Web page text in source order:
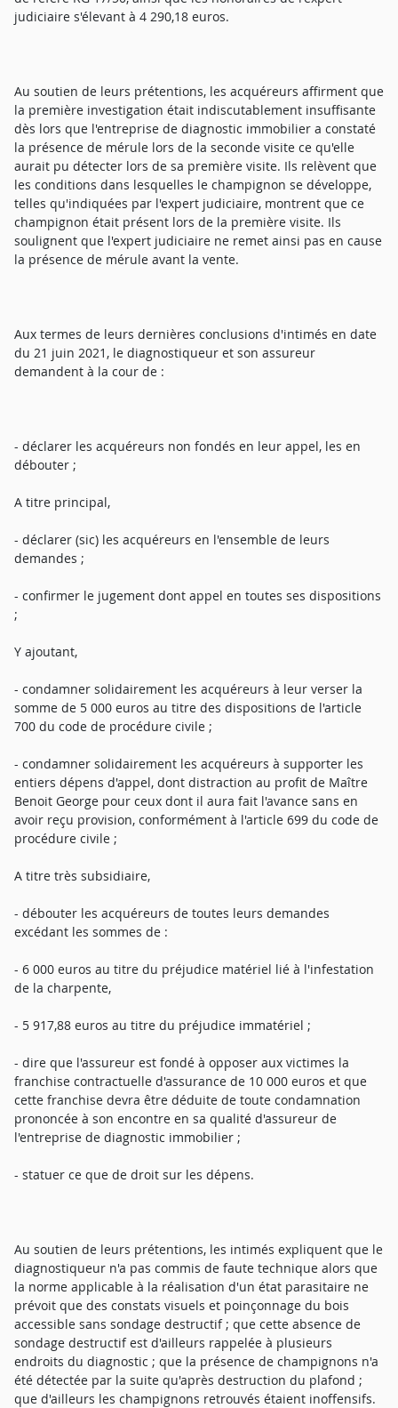
judiciaire s'élevant à 4 290,18 euros.
Au soutien de leurs prétentions, les acquéreurs affirment que
la première investigation était indiscutablement insuffisante
dès lors que l'entreprise de diagnostic immobilier a constaté
la présence de mérule lors de la seconde visite ce qu'elle
aurait pu détecter lors de sa première visite. Ils relèvent que
les conditions dans lesquelles le champignon se développe,
telles qu'indiquées par l'expert judiciaire, montrent que ce
champignon était présent lors de la première visite. Ils
soulignent que l'expert judiciaire ne remet ainsi pas en cause
la présence de mérule avant la vente.
Aux termes de leurs dernières conclusions d'intimés en date
du 21 juin 2021, le diagnostiqueur et son assureur
demandent à la cour de :
- déclarer les acquéreurs non fondés en leur appel, les en
débouter ;
A titre principal,
- déclarer (sic) les acquéreurs en l'ensemble de leurs
demandes ;
- confirmer le jugement dont appel en toutes ses dispositions
;
Y ajoutant,
- condamner solidairement les acquéreurs à leur verser la
somme de 5 000 euros au titre des dispositions de l'article
700 du code de procédure civile ;
- condamner solidairement les acquéreurs à supporter les
entiers dépens d'appel, dont distraction au profit de Maître
Benoit George pour ceux dont il aura fait l'avance sans en
avoir reçu provision, conformément à l'article 699 du code de
procédure civile ;
A titre très subsidiaire,
- débouter les acquéreurs de toutes leurs demandes
excédant les sommes de :
- 6 000 euros au titre du préjudice matériel lié à l'infestation
de la charpente,
- 5 917,88 euros au titre du préjudice immatériel ;
- dire que l'assureur est fondé à opposer aux victimes la
franchise contractuelle d'assurance de 10 000 euros et que
cette franchise devra être déduite de toute condamnation
prononcée à son encontre en sa qualité d'assureur de
l'entreprise de diagnostic immobilier ;
- statuer ce que de droit sur les dépens.
Au soutien de leurs prétentions, les intimés expliquent que le
diagnostiqueur n'a pas commis de faute technique alors que
la norme applicable à la réalisation d'un état parasitaire ne
prévoit que des constats visuels et poinçonnage du bois
accessible sans sondage destructif ; que cette absence de
sondage destructif est d'ailleurs rappelée à plusieurs
endroits du diagnostic ; que la présence de champignons n'a
été détectée par la suite qu'après destruction du plafond ;
que d'ailleurs les champignons retrouvés étaient inoffensifs.